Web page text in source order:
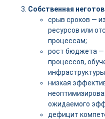
Собственная
срыв сроков —
ресурсов или
процессам;
рост бюджета —
процессов,
низкая
ожидаемого
дефицит